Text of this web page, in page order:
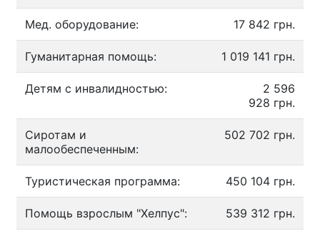
Мед. оборудование: 17 842 грн.
Гуманитарная помощь: 1 019 141 грн.
Детям с инвалидностью:
2 596
928 грн.
Сиротам и
малообеспеченным:
502 702 грн.
Туристическая программа: 450 104 грн.
Помощь взрослым "Хелпус": 539 312 грн.